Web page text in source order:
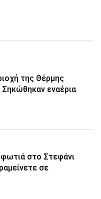
της Θέρμης
εναέρια
στο Στεφάνι
σε